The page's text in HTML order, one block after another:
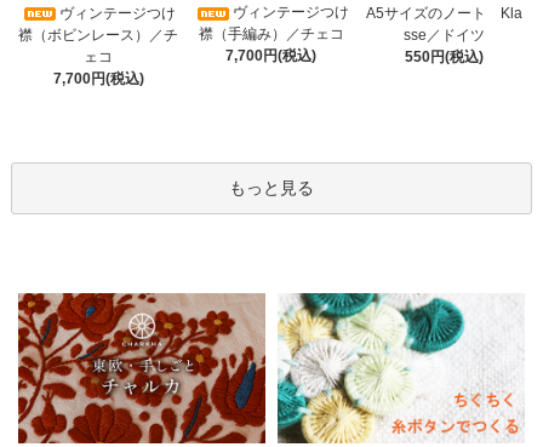
ヴィンテージつけ
襟（ボビンレース）／チ
ェコ
7,700円(税込)
ヴィンテージつけ
襟（手編み）／チェコ
7,700円(税込)
A5サイズのノート Kla
sse／ドイツ
550円(税込)
もっと見る